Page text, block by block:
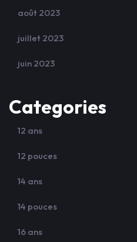
août 2023
juillet 2023
juin 2023
Categories
12 ans
12 pouces
14 ans
14 pouces
16 ans